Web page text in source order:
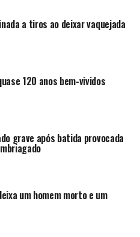
a tiros ao deixar vaquejada
120 anos bem-vividos
grave após batida provocada
um homem morto e um